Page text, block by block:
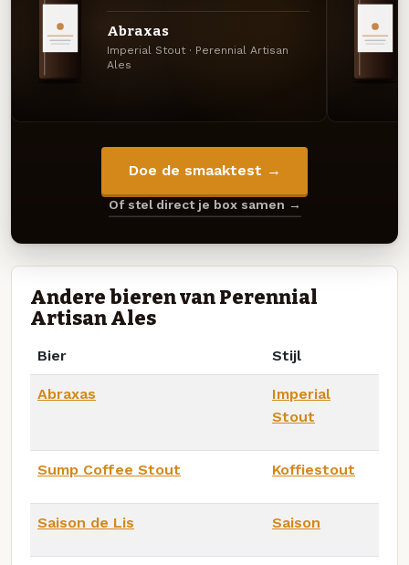
Abraxas
Imperial Stout · Perennial Artisan
Ales
Doe de smaaktest →
Of stel direct je box samen →
Andere bieren van Perennial
Artisan Ales
Bier Stijl
Abraxas
Imperial
Stout
Sump Coffee Stout Koffiestout
Saison de Lis Saison